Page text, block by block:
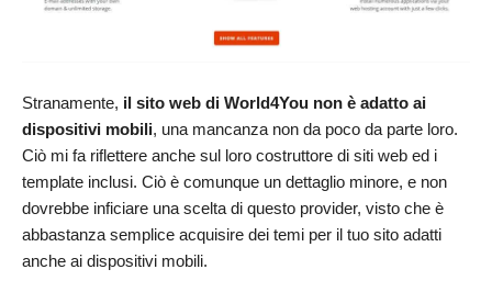
Stranamente, il sito web di World4You non è adatto ai
dispositivi mobili, una mancanza non da poco da parte loro.
Ciò mi fa riflettere anche sul loro costruttore di siti web ed i
template inclusi. Ciò è comunque un dettaglio minore, e non
dovrebbe inficiare una scelta di questo provider, visto che è
abbastanza semplice acquisire dei temi per il tuo sito adatti
anche ai dispositivi mobili.